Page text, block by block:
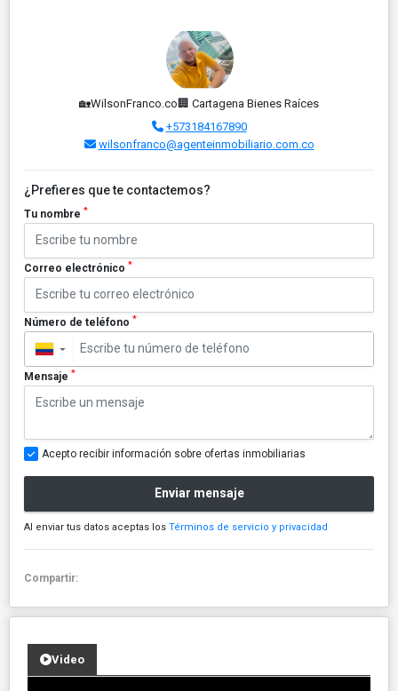
🏡WilsonFranco.co🏢 Cartagena Bienes Raíces
+573184167890
wilsonfranco@agenteinmobiliario.com.co
¿Prefieres que te contactemos?
Tu nombre *
Correo electrónico *
Número de teléfono *
▼
Mensaje *
Acepto recibir información sobre ofertas inmobiliarias
Enviar mensaje
Al enviar tus datos aceptas los Términos de servicio y privacidad
Compartir:
Video